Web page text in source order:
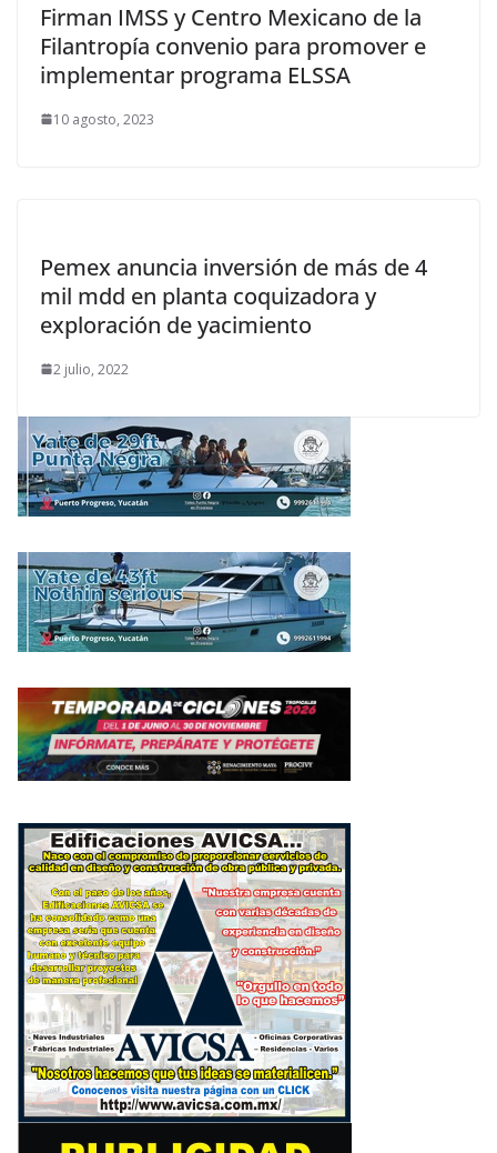
Firman IMSS y Centro Mexicano de la
Filantropía convenio para promover e
implementar programa ELSSA
10 agosto, 2023
Pemex anuncia inversión de más de 4
mil mdd en planta coquizadora y
exploración de yacimiento
2 julio, 2022